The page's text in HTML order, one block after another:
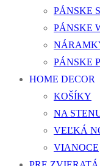
PÁNSKE
PÁNSKE
PÁNSKE
HOME DECOR
KOŠÍKY
NA
VEĽKÁ
VIANOCE